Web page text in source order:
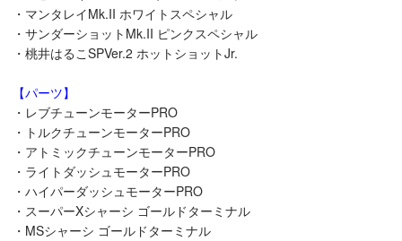
・マンタレイMk.II ホワイトスペシャル
・サンダーショットMk.II ピンクスペシャル
・桃井はるこSPVer.2 ホットショットJr.
【パーツ】
・レブチューンモーターPRO
・トルクチューンモーターPRO
・アトミックチューンモーターPRO
・ライトダッシュモーターPRO
・ハイパーダッシュモーターPRO
・スーパーXシャーシ ゴールドターミナル
・MSシャーシ ゴールドターミナル